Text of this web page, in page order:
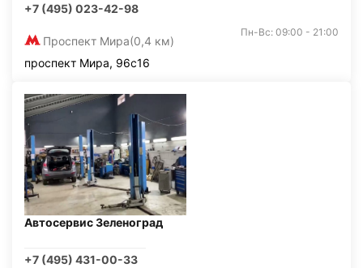
+7 (495) 023-42-98
Проспект Мира(0,4 км)
Пн-Вс: 09:00 - 21:00
проспект Мира, 96с16
Автосервис Зеленоград
+7 (495) 431-00-33